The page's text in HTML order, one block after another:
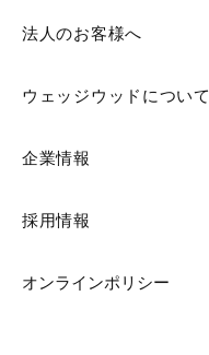
法人のお客様へ
ウェッジウッドについて
企業情報
採用情報
オンラインポリシー